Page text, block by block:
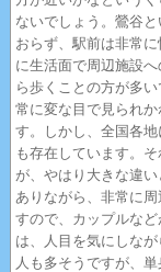
ないでしょう。鶯谷
おらず、駅前は非常
に生活面で周辺施設
ら歩くことの方が多
常に変な目で見られ
す。しかし、全国各
も存在しています。
が、やはり大きな違
ありながら、非常に
すので、カップルな
は、人目を気にしな
人も多そうですが、